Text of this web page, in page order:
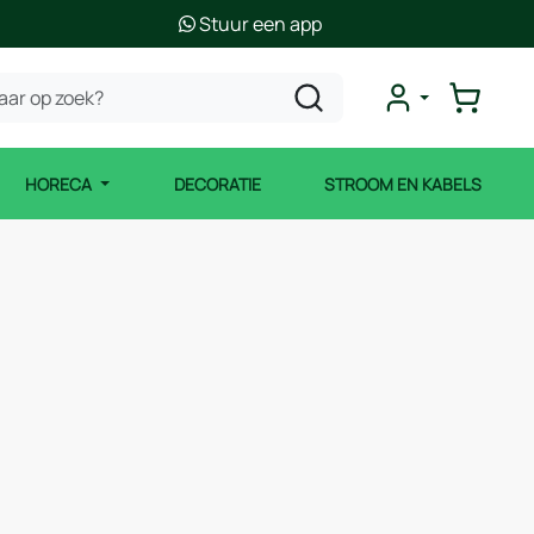
Stuur een app
HORECA DECORATIE STROOM EN KABELS